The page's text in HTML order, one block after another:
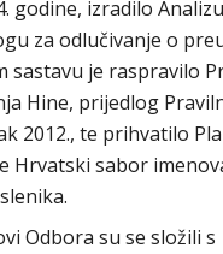
godine, izradilo Analizu
za odlučivanje o
sastavu je raspravilo
Hine, prijedlog
2012., te prihvatilo
Hrvatski sabor
Odbora su se složili s